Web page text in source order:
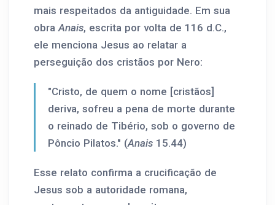
mais respeitados da antiguidade. Em sua
obra Anais, escrita por volta de 116 d.C.,
ele menciona Jesus ao relatar a
perseguição dos cristãos por Nero:
"Cristo, de quem o nome [cristãos]
deriva, sofreu a pena de morte durante
o reinado de Tibério, sob o governo de
Pôncio Pilatos." (Anais 15.44)
Esse relato confirma a crucificação de
Jesus sob a autoridade romana,